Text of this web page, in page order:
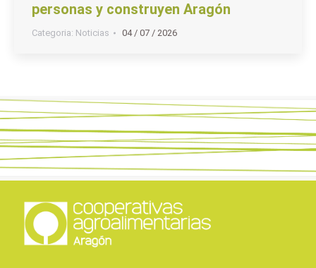
personas y construyen Aragón
Categoria: Noticias 04 / 07 / 2026